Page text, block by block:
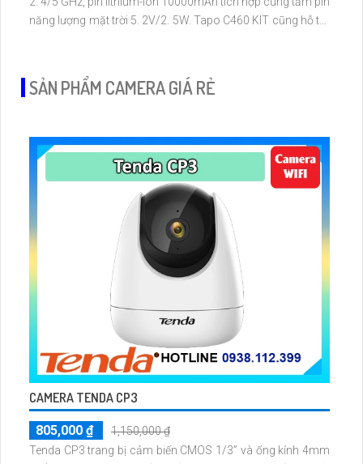
năng lượng mặt trời 5. 2V/2. 5W. Tapo C460 KIT cũng hỗ trợ
SẢN PHẨM CAMERA GIÁ RẺ
CAMERA TENDA CP3
805,000 ₫
1,150,000 ₫
Tenda CP3 trang bị cảm biến CMOS 1/3” và ống kính 4mm